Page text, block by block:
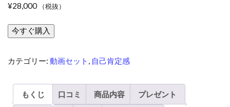
¥28,000 （税抜）
《動
セ
自
今すぐ購入
カテゴリー: 動画セット , 自己肯定感
もくじ 口コミ 商品内容 プレゼント